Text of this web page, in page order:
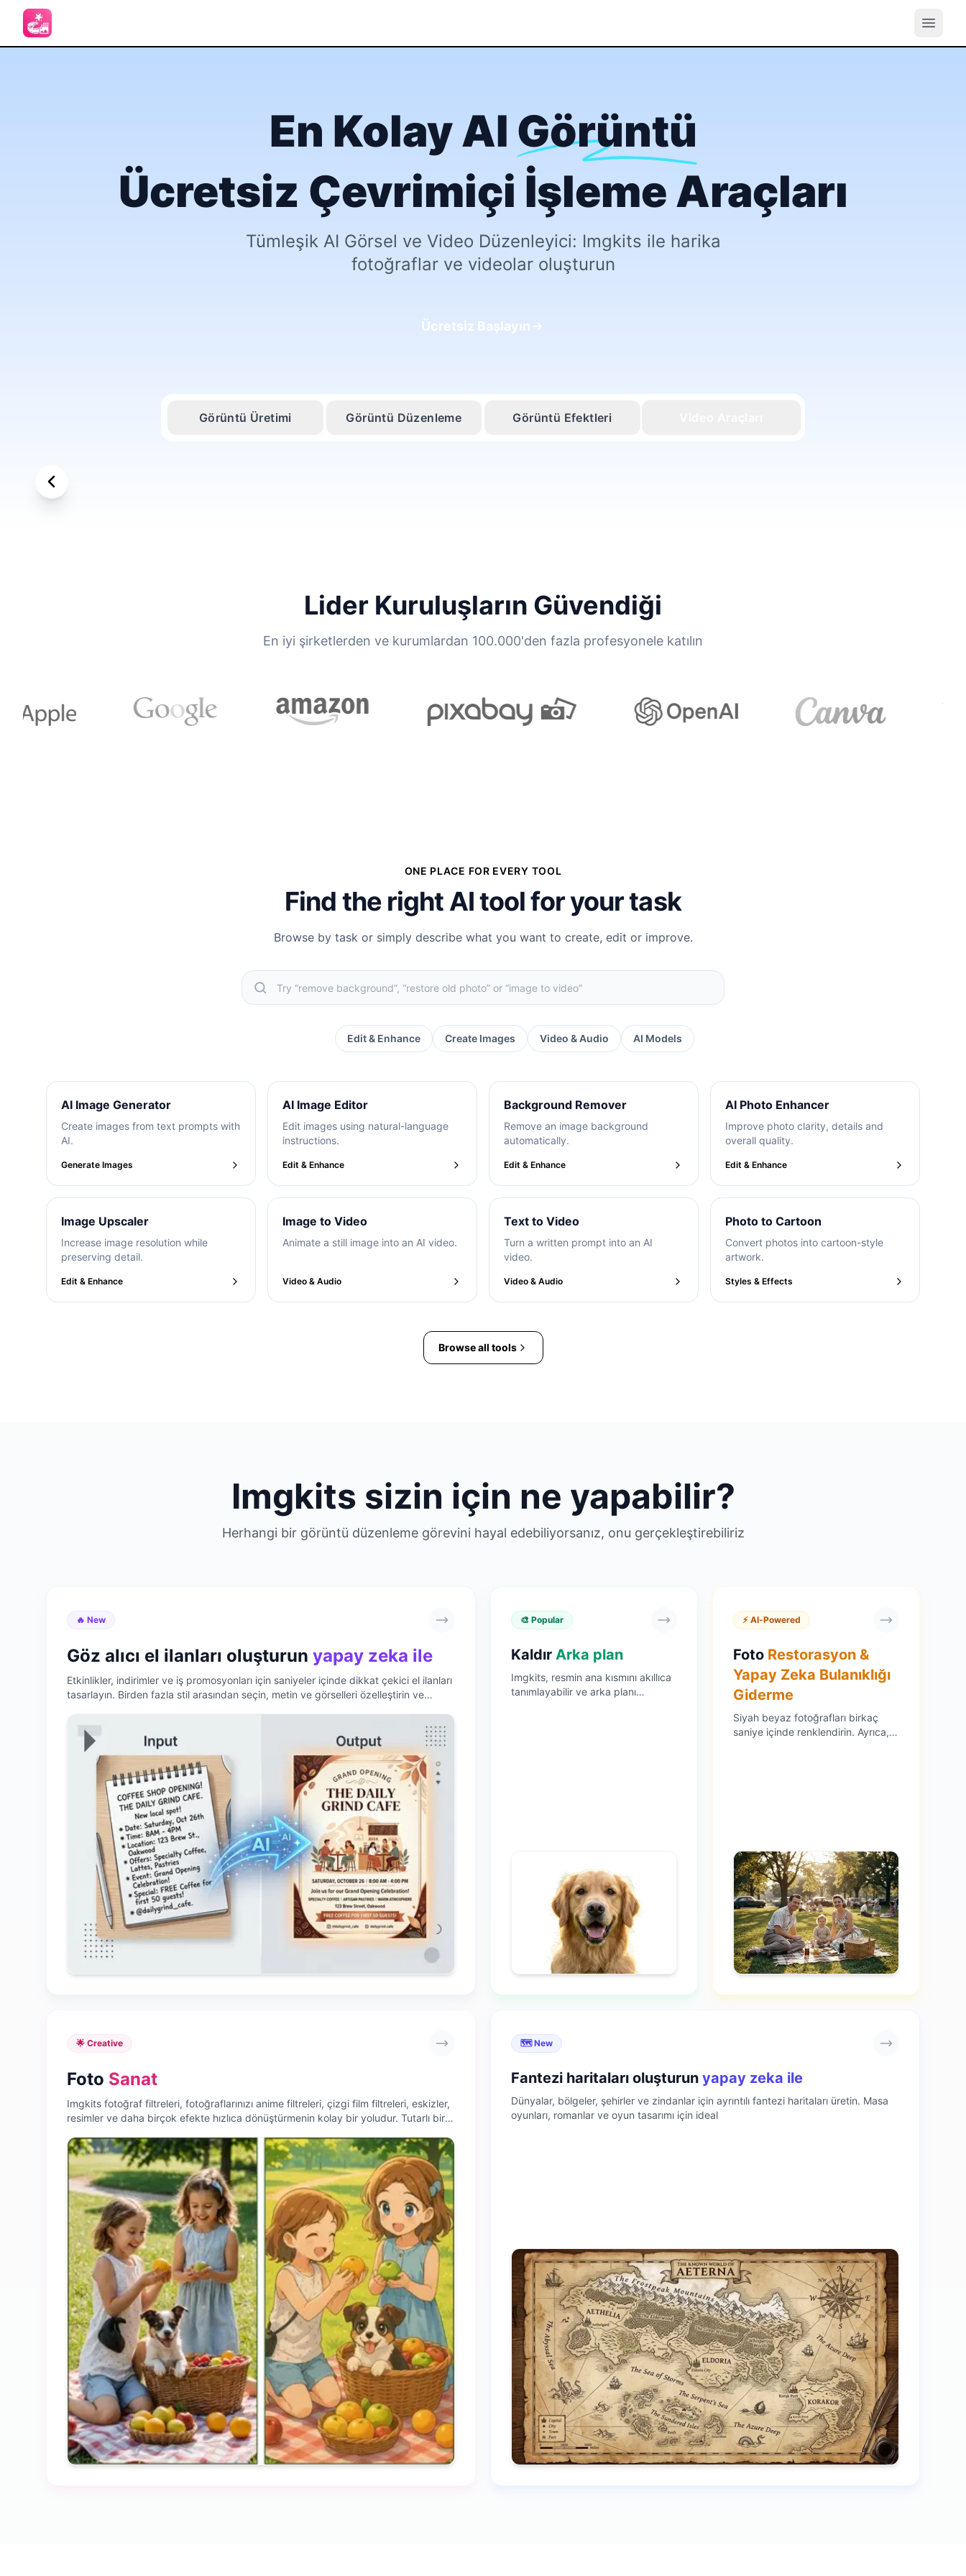
En Kolay AI Görüntü
Ücretsiz Çevrimiçi İşleme Araçları
Tümleşik AI Görsel ve Video Düzenleyici: Imgkits ile harika
fotoğraflar ve videolar oluşturun
Ücretsiz Başlayın
Görüntü Üretimi Görüntü Düzenleme Görüntü Efektleri
Lider Kuruluşların Güvendiği
En iyi şirketlerden ve kurumlardan 100.000'den fazla profesyonele katılın
ONE PLACE FOR EVERY TOOL
Find the right AI tool for your task
Browse by task or simply describe what you want to create, edit or improve.
Edit & Enhance Create Images Video & Audio AI Models
AI Image Generator
Create images from text prompts with
AI.
Generate Images
AI Image Editor
Edit images using natural-language
instructions.
Edit & Enhance
Background Remover
Remove an image background
automatically.
Edit & Enhance
AI Photo Enhancer
Improve photo clarity, details and
overall quality.
Edit & Enhance
Image Upscaler
Increase image resolution while
preserving detail.
Edit & Enhance
Image to Video
Animate a still image into an AI video.
Video & Audio
Text to Video
Turn a written prompt into an AI
video.
Video & Audio
Photo to Cartoon
Convert photos into cartoon-style
artwork.
Styles & Effects
Browse all tools
Imgkits sizin için ne yapabilir?
Herhangi bir görüntü düzenleme görevini hayal edebiliyorsanız, onu gerçekleştirebiliriz
🔥 New
Göz alıcı el ilanları oluşturun yapay zeka ile
Etkinlikler, indirimler ve iş promosyonları için saniyeler içinde dikkat çekici el ilanları
tasarlayın. Birden fazla stil arasından seçin, metin ve görselleri özelleştirin ve
🎨 Popular
Kaldır Arka plan
Imgkits, resmin ana kısmını akıllıca
tanımlayabilir ve arka planı
⚡ AI-Powered
Foto Restorasyon &
Yapay Zeka Bulanıklığı
Giderme
Siyah beyaz fotoğrafları birkaç
saniye içinde renklendirin. Ayrıca,
🌟 Creative
Foto Sanat
Imgkits fotoğraf filtreleri, fotoğraflarınızı anime filtreleri, çizgi film filtreleri, eskizler,
resimler ve daha birçok efekte hızlıca dönüştürmenin kolay bir yoludur. Tutarlı bir
🗺️ New
Fantezi haritaları oluşturun yapay zeka ile
Dünyalar, bölgeler, şehirler ve zindanlar için ayrıntılı fantezi haritaları üretin. Masa
oyunları, romanlar ve oyun tasarımı için ideal